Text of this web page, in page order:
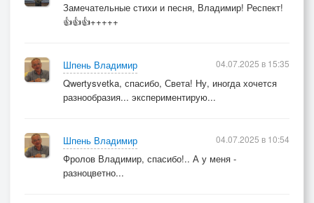
Замечательные стихи и песня, Владимир! Респект!
👍👍👍+++++
Шпень Владимир
Qwertysvetka, спасибо, Света! Ну, иногда хочется
разнообразия... экспериментирую...
04.07.2025 в 15:35
Шпень Владимир
Фролов Владимир, спасибо!.. А у меня -
разноцветно...
04.07.2025 в 10:54